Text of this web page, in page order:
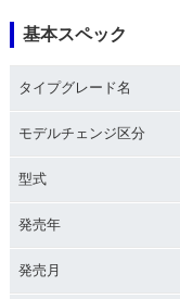
S100・マイナーチ
基本スペック
タイプグレード名
モデルチェンジ区分
型式
発売年
発売月